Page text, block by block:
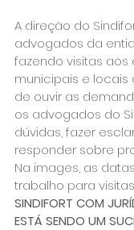
A direção do
advogados da
fazendo visitas aos
municipais e locais
de ouvir as
os advogados do
dúvidas, fazer
responder sobre
Na images, as
trabalho para
SINDIFORT COM
ESTÁ SENDO UM